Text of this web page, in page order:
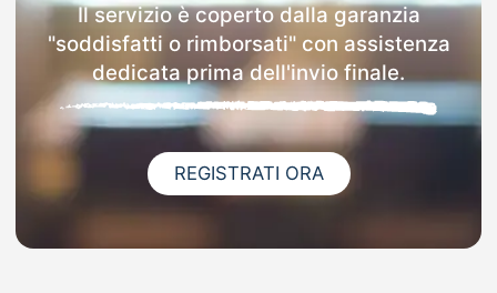
Il servizio è coperto dalla garanzia
"soddisfatti o rimborsati" con assistenza
dedicata prima dell'invio finale.
REGISTRATI ORA